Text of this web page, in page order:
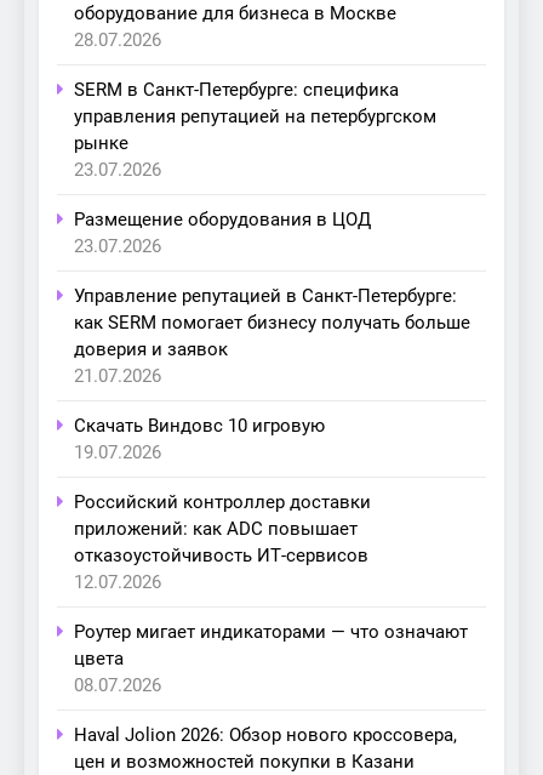
оборудование для бизнеса в Москве
28.07.2026
SERM в Санкт-Петербурге: специфика
управления репутацией на петербургском
рынке
23.07.2026
Размещение оборудования в ЦОД
23.07.2026
Управление репутацией в Санкт-Петербурге:
как SERM помогает бизнесу получать больше
доверия и заявок
21.07.2026
Скачать Виндовс 10 игровую
19.07.2026
Российский контроллер доставки
приложений: как ADC повышает
отказоустойчивость ИТ-сервисов
12.07.2026
Роутер мигает индикаторами — что означают
цвета
08.07.2026
Haval Jolion 2026: Обзор нового кроссовера,
цен и возможностей покупки в Казани